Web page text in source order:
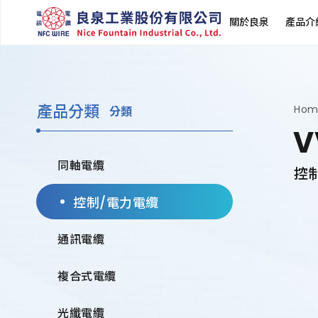
關於良泉 產品介
產品分類 分類
同軸電纜
控制/電力電纜
通訊電纜
複合式電纜
光纖電纜
控